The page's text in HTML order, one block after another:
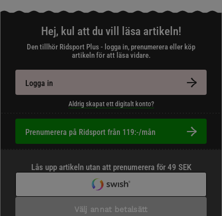
Hej, kul att du vill läsa artikeln!
Den tillhör Ridsport Plus - logga in, prenumerera eller köp
artikeln för att läsa vidare.
Logga in
Aldrig skapat ett digitalt konto?
Prenumerera på Ridsport från 119:-/mån